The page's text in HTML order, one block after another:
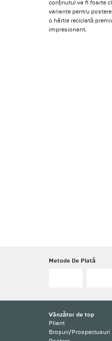
conținutul va fi foarte
variante pentru
o hârtie reciclată
impresionant.
Metode De Plată
Vânzător de top
Pliant
Broșuri/Prospectusuri